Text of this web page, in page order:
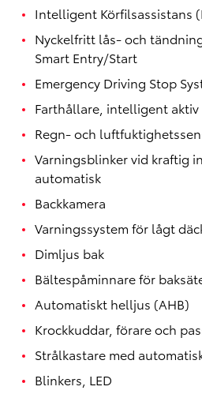
Intelligent Körfilsassistans
Nyckelfritt lås- och
Smart Entry/Start
Emergency Driving Stop
Farthållare, intelligent aktiv
Regn- och
Varningsblinker vid kraftig
automatisk
Backkamera
Varningssystem för lågt
Dimljus bak
Bältespåminnare för
Automatiskt helljus (AHB)
Krockkuddar, förare och
Strålkastare med
Blinkers, LED